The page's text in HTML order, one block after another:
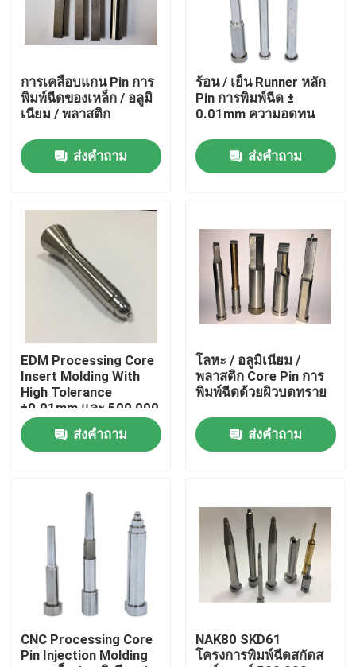
เกี่ยวกับเรา
รายชื่อผู้ติดต่อ
ผลิตภัณฑ์
ชิ้นส่วนแม่พิมพ์ที่มีความแม่นยำ
หมุดและแขนเสื้ออีเจ็คเตอร์
Die Punch Pins
ค้นหาบล็อก
ไกด์พินและบูช
การเคลือบแกน Pin การ
พิมพ์ฉีดของเหล็ก / อลูมิ
เนียม / พลาสติก
ส่งคำถาม
ร้อน / เย็น Runner หลัก
Pin การพิมพ์ฉีด ±
0.01mm ความอดทน
ส่งคำถาม
EDM Processing Core
Insert Molding With
High Tolerance
±0.01mm และ 500,000
Shots การประมวลผล
ของสารประกอบไฟฟ้า
ส่งคำถาม
โลหะ / อลูมิเนียม /
พลาสติก Core Pin การ
พิมพ์ฉีดด้วยผิวบดทราย
ส่งคำถาม
CNC Processing Core
Pin Injection Molding
NAK80 SKD61
โครงการพิมพ์ฉีดสกัดส